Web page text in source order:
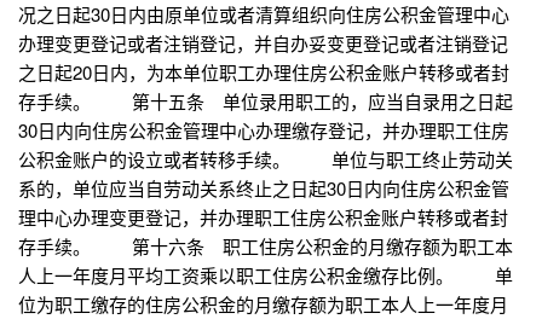
况之日起30日内由原单位或者清算组织向住房公积金管理中心
办理变更登记或者注销登记，并自办妥变更登记或者注销登记
之日起20日内，为本单位职工办理住房公积金账户转移或者封
存手续。 第十五条 单位录用职工的，应当自录用之日起
30日内向住房公积金管理中心办理缴存登记，并办理职工住房
公积金账户的设立或者转移手续。 单位与职工终止劳动关
系的，单位应当自劳动关系终止之日起30日内向住房公积金管
理中心办理变更登记，并办理职工住房公积金账户转移或者封
存手续。 第十六条 职工住房公积金的月缴存额为职工本
人上一年度月平均工资乘以职工住房公积金缴存比例。 单
位为职工缴存的住房公积金的月缴存额为职工本人上一年度月